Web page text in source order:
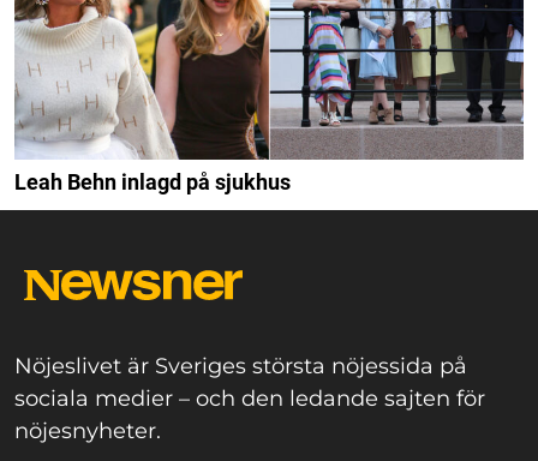
Leah Behn inlagd på sjukhus
Nöjeslivet är Sveriges största nöjessida på
sociala medier – och den ledande sajten för
nöjesnyheter.